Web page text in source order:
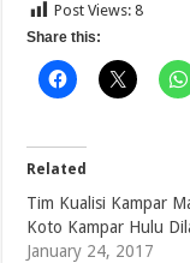
Post Views: 8
Share this:
Related
Tim Kualisi Kampar
Koto Kampar Hulu
January 24, 2017